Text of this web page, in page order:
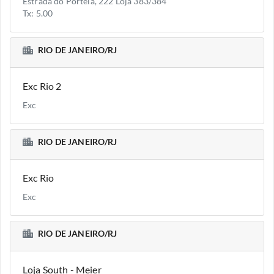
Tx: 5.00
RIO DE JANEIRO/RJ
Exc Rio 2
Exc
RIO DE JANEIRO/RJ
Exc Rio
Exc
RIO DE JANEIRO/RJ
Loja South - Meier